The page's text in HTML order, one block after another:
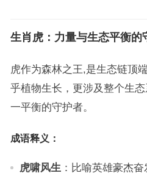
生肖虎：力量与生态平衡的
虎作为森林之王,是生态链顶
乎植物生长，更涉及整个生
一平衡的守护者。
成语释义：
虎啸风生 ：比喻英雄豪杰